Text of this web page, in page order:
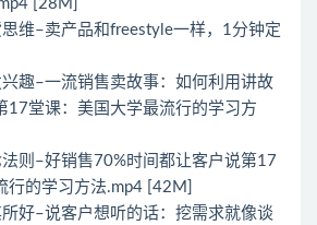
[28M]
维–卖产品和freestyle一样，1分钟定
趣–一流销售卖故事：如何利用讲故
17堂课：美国大学最流行的学习方
则–好销售70%时间都让客户说第17
行的学习方法.mp4 [42M]
好–说客户想听的话：挖需求就像谈